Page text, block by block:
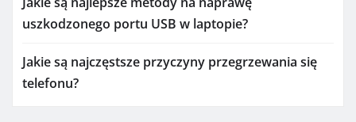
uszkodzonego portu USB w laptopie?
Jakie są najczęstsze przyczyny przegrzewania się
telefonu?